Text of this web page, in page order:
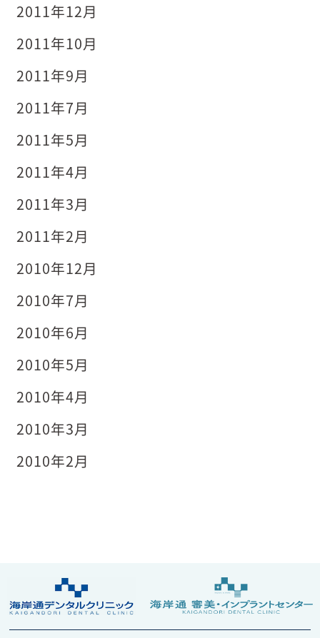
2011年12月
2011年10月
2011年9月
2011年7月
2011年5月
2011年4月
2011年3月
2011年2月
2010年12月
2010年7月
2010年6月
2010年5月
2010年4月
2010年3月
2010年2月